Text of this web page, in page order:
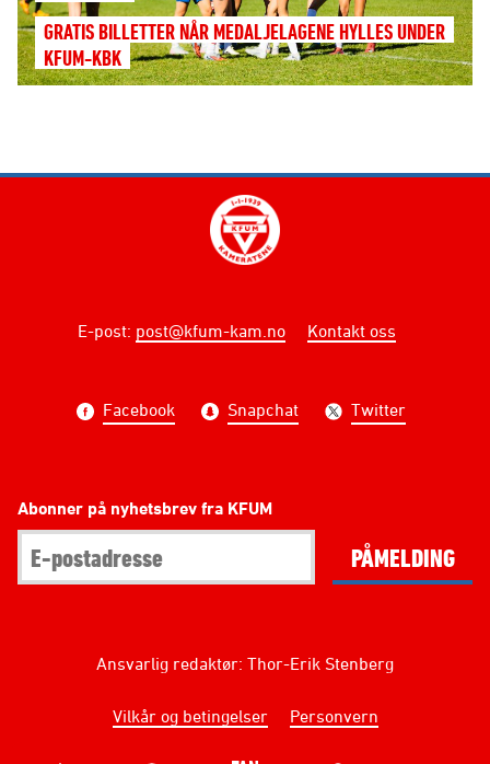
GRATIS BILLETTER NÅR MEDALJELAGENE HYLLES UNDER
KFUM-KBK
E-post: post@kfum-kam.no Kontakt oss
Facebook Snapchat Twitter
Abonner på nyhetsbrev fra KFUM
PÅMELDING
Ansvarlig redaktør: Thor-Erik Stenberg
Vilkår og betingelser Personvern